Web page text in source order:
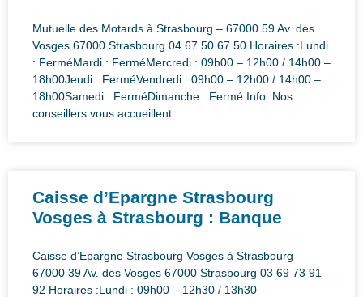
Mutuelle des Motards à Strasbourg – 67000 59 Av. des
Vosges 67000 Strasbourg 04 67 50 67 50 Horaires :Lundi
: FerméMardi : FerméMercredi : 09h00 – 12h00 / 14h00 –
18h00Jeudi : FerméVendredi : 09h00 – 12h00 / 14h00 –
18h00Samedi : FerméDimanche : Fermé Info :Nos
conseillers vous accueillent
Caisse d’Epargne Strasbourg
Vosges à Strasbourg : Banque
Caisse d’Epargne Strasbourg Vosges à Strasbourg –
67000 39 Av. des Vosges 67000 Strasbourg 03 69 73 91
92 Horaires :Lundi : 09h00 – 12h30 / 13h30 –